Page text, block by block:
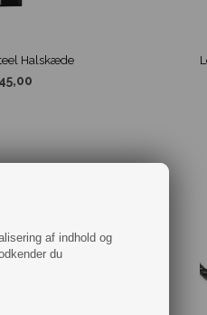
af indhold og
du
Halskæde